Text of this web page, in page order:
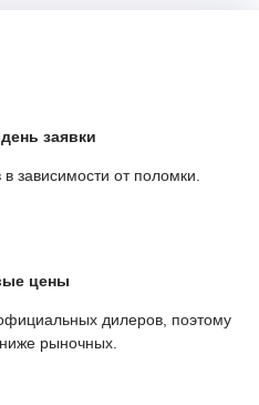
заявки
зависимости от поломки.
цены
дилеров, поэтому
рыночных.